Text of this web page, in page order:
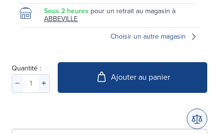
Sous 2 heures pour un retrait au magasin à
ABBEVILLE
Choisir un autre magasin
Quantité :
Ajouter au panier